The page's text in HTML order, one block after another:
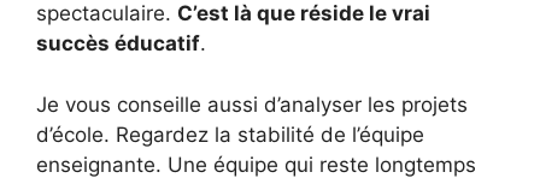
spectaculaire. C’est là que réside le vrai
succès éducatif.
Je vous conseille aussi d’analyser les projets
d’école. Regardez la stabilité de l’équipe
enseignante. Une équipe qui reste longtemps